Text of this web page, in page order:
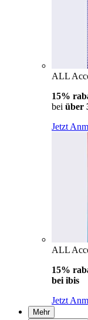
ALL
15%
bei über
Jetzt
ALL
15%
bei ibis
Jetzt
Mehr